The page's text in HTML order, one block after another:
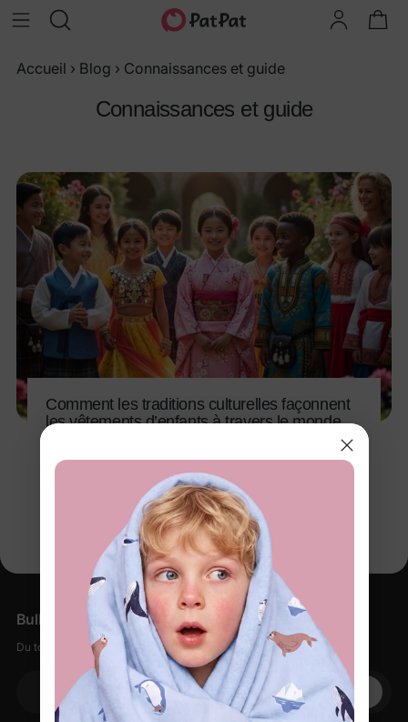
Accueil › Blog › Connaissances et guide
Connaissances et guide
Comment les traditions culturelles façonnent
les vêtements d’enfants à travers le monde
Bulletin d'information
Du tout doux, des petites remises, zéro spam.
Votre adresse électronique